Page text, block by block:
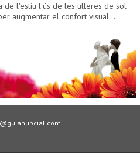
de l'estiu l'ús de les ulleres de sol
augmentar el confort visual.…